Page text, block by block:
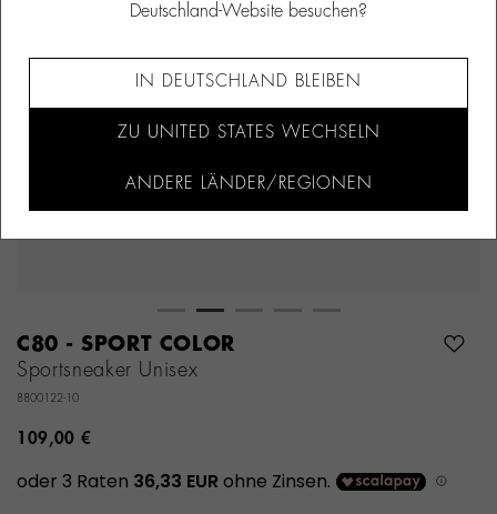
C80 - SPORT COLOR
Sportsneaker Unisex
8800122-10
109,00 €
Deutschland-Website besuchen?
IN DEUTSCHLAND BLEIBEN
ZU UNITED STATES WECHSELN
ANDERE LÄNDER/REGIONEN